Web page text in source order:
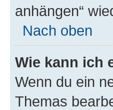
anhängen“
Nach oben
Wie kann ich
Wenn du ein
Themas